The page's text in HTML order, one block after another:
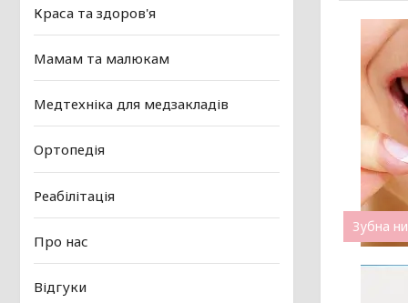
Зубна
Краса та здоров'я
Мамам та малюкам
Медтехніка для медзакладів
Ортопедія
Реабілітація
Про нас
Відгуки